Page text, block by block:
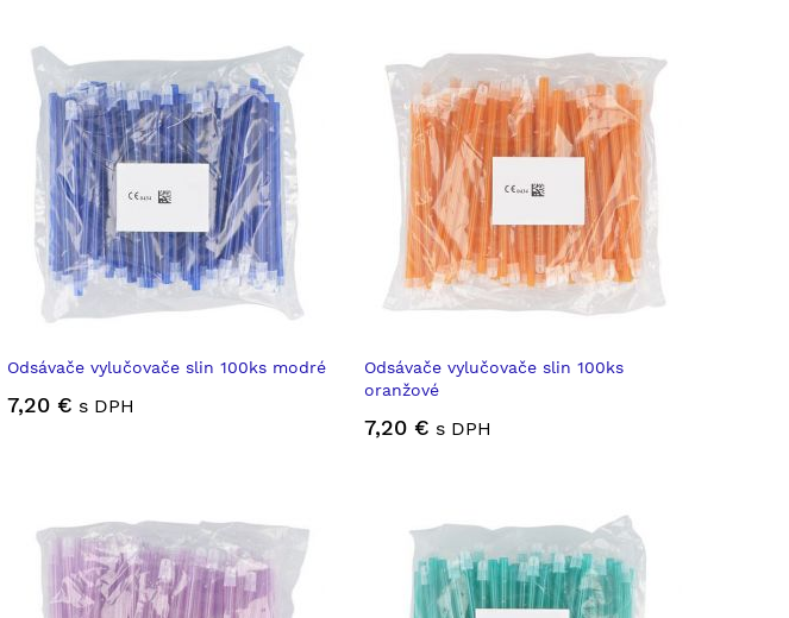
Odsávače vylučovače slin 100ks modré
7,20 € s DPH
Odsávače vylučovače slin 100ks
oranžové
7,20 € s DPH